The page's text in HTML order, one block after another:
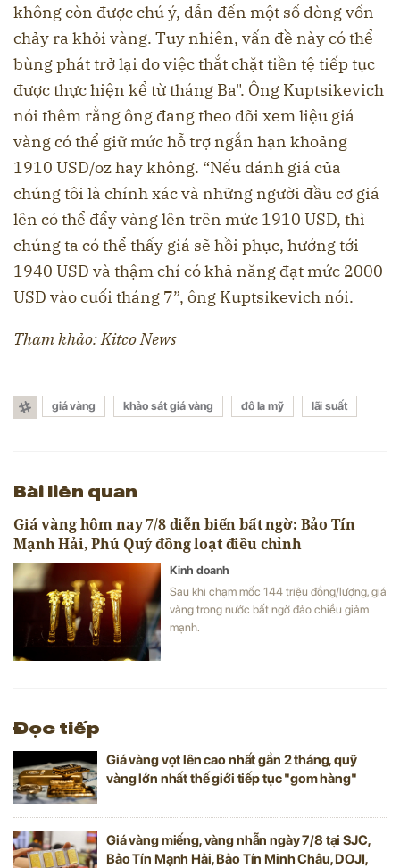
không còn được chú ý, dẫn đến một số dòng vốn
chảy ra khỏi vàng. Tuy nhiên, vấn đề này có thể
bùng phát trở lại do việc thắt chặt tiền tệ tiếp tục
được thực hiện kể từ tháng Ba". Ông Kuptsikevich
nói thêm rằng ông đang theo dõi xem liệu giá
vàng có thể giữ mức hỗ trợ ngắn hạn khoảng
1910 USD/oz hay không. “Nếu đánh giá của
chúng tôi là chính xác và những người đầu cơ giá
lên có thể đẩy vàng lên trên mức 1910 USD, thì
chúng ta có thể thấy giá sẽ hồi phục, hướng tới
1940 USD và thậm chí có khả năng đạt mức 2000
USD vào cuối tháng 7”, ông Kuptsikevich nói.
Tham khảo: Kitco News
giá vàng khảo sát giá vàng đô la mỹ lãi suất
Bài liên quan
Giá vàng hôm nay 7/8 diễn biến bất ngờ: Bảo Tín
Mạnh Hải, Phú Quý đồng loạt điều chỉnh
Kinh doanh
Sau khi chạm mốc 144 triệu đồng/lượng, giá
vàng trong nước bất ngờ đảo chiều giảm
mạnh.
Đọc tiếp
Giá vàng vọt lên cao nhất gần 2 tháng, quỹ
vàng lớn nhất thế giới tiếp tục "gom hàng"
Giá vàng miếng, vàng nhẫn ngày 7/8 tại SJC,
Bảo Tín Mạnh Hải, Bảo Tín Minh Châu, DOJI,